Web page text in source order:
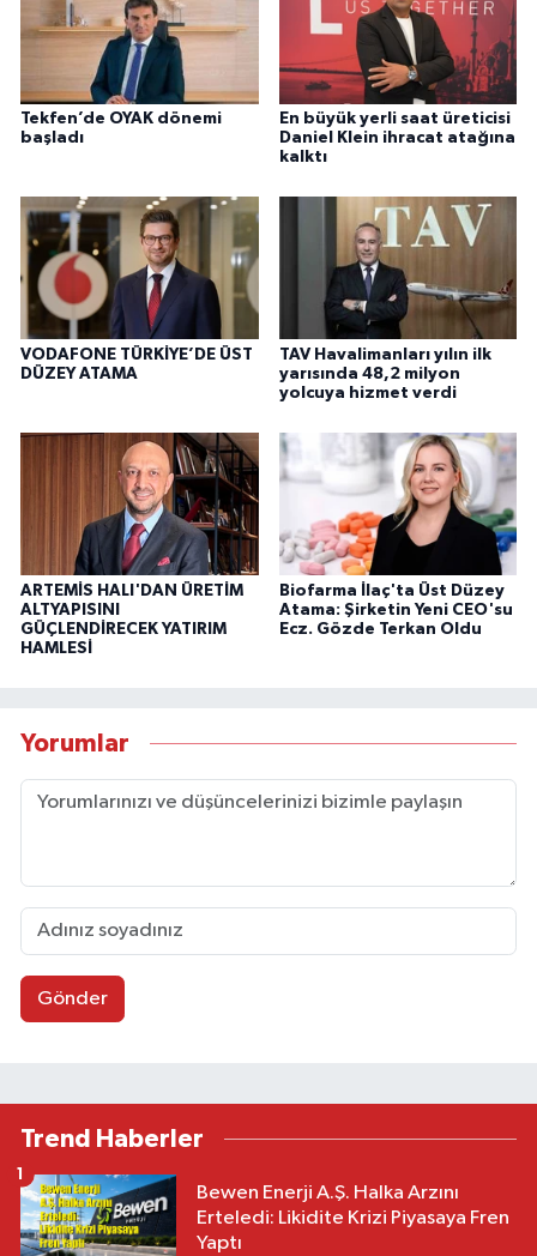
Tekfen’de OYAK dönemi
başladı
En büyük yerli saat üreticisi
Daniel Klein ihracat atağına
kalktı
VODAFONE TÜRKİYE’DE ÜST
DÜZEY ATAMA
TAV Havalimanları yılın ilk
yarısında 48,2 milyon
yolcuya hizmet verdi
ARTEMİS HALI'DAN ÜRETİM
ALTYAPISINI
GÜÇLENDİRECEK YATIRIM
HAMLESİ
Biofarma İlaç'ta Üst Düzey
Atama: Şirketin Yeni CEO'su
Ecz. Gözde Terkan Oldu
Yorumlar
Gönder
Trend Haberler
Bewen Enerji A.Ş. Halka Arzını
Erteledi: Likidite Krizi Piyasaya Fren
Yaptı
1